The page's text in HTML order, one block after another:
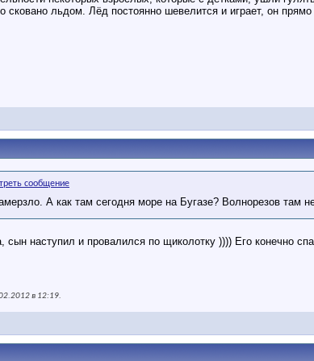
сковано льдом. Лёд постоянно шевелится и играет, он
А как там сегодня море на Бугазе? Волнорезов там
сын наступил и провалился по щиколотку )))) Его конечно
в 12:19.